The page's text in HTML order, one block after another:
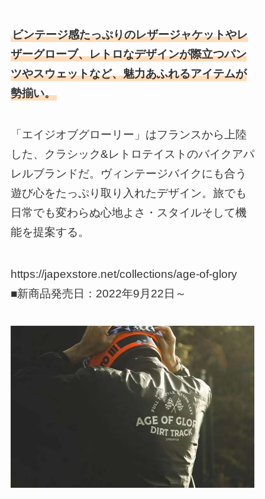
ビンテージ感たっぷりのレザージャケットやレ
ザーグローブ、レトロなデザインが際立つパン
ツやスウェットなど、魅力あふれるアイテムが
勢揃い。
「エイジオブグローリー」はフランスから上陸
した、クラシック&レトロテイストのバイクアパ
レルブランドだ。ヴィンテージバイクにも合う
遊び心をたっぷり取り入れたデザイン。旅でも
日常でも変わらぬ心地よさ・スタイルそして機
能を提案する。
https://japexstore.net/collections/age-of-glory
■新商品発売日：2022年9月22日～